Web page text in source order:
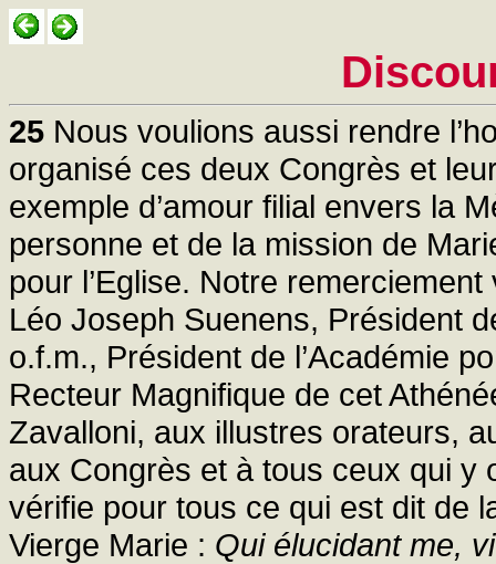
25 Nous voulions aussi rendre
organisé ces deux Congrès et
exemple d’amour filial envers la
personne et de la mission de
pour l’Eglise. Notre
Léo Joseph Suenens, Président
o.f.m., Président de l’Académie
Recteur Magnifique de cet
Zavalloni, aux illustres orateurs,
aux Congrès et à tous ceux qui y
vérifie pour tous ce qui est dit de
Vierge Marie : Qui élucidant me,